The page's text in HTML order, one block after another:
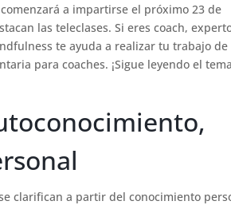
a impartirse el próximo 23 de
las teleclases. Si eres coach,
te ayuda a realizar tu trabajo de
para coaches. ¡Sigue leyendo el tema
clarifican a partir del conocimiento